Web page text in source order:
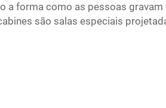
a forma como as pessoas gravam
são salas especiais
de som profissional claro.